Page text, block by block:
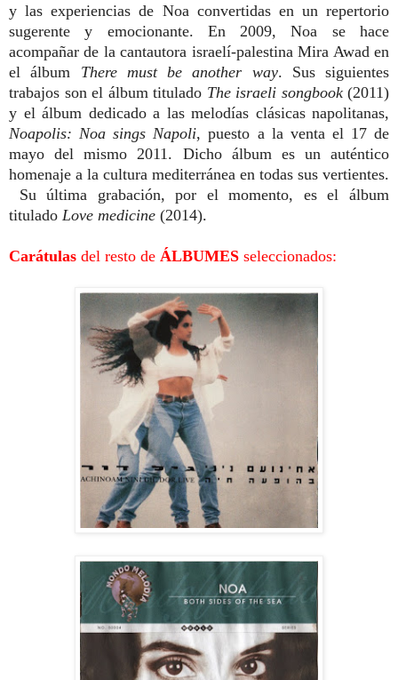
y las experiencias de Noa convertidas en un repertorio
sugerente y emocionante. En 2009, Noa se hace
acompañar de la cantautora israelí-palestina Mira Awad en
el álbum There must be another way.
Sus siguientes
trabajos son el álbum titulado The israeli songbook (2011)
y el álbum dedicado a las melodías clásicas napolitanas,
Noapolis: Noa sings Napoli, puesto a la venta el 17 de
mayo del mismo 2011. Dicho álbum es un auténtico
homenaje a la cultura mediterránea en todas sus vertientes.
Su última grabación, por el momento, es el álbum
titulado Love medicine (2014).
Carátulas del resto de ÁLBUMES seleccionados: